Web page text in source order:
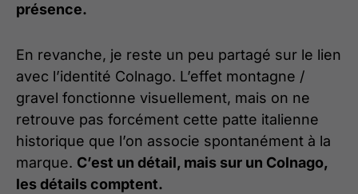
présence.
En revanche, je reste un peu partagé sur le lien
avec l’identité Colnago. L’effet montagne /
gravel fonctionne visuellement, mais on ne
retrouve pas forcément cette patte italienne
historique que l’on associe spontanément à la
marque. C’est un détail, mais sur un Colnago,
les détails comptent.